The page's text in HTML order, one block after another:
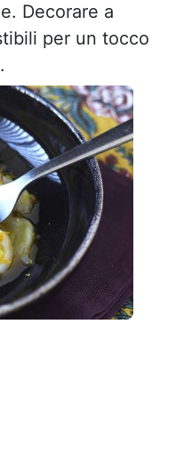
Decorare a
per un tocco